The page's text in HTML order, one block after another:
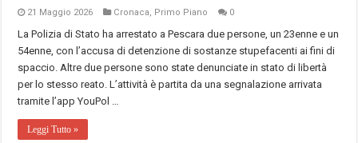
21 Maggio 2026 Cronaca, Primo Piano 0
La Polizia di Stato ha arrestato a Pescara due persone, un 23enne e un
54enne, con l’accusa di detenzione di sostanze stupefacenti ai fini di
spaccio. Altre due persone sono state denunciate in stato di libertà
per lo stesso reato. L’attività è partita da una segnalazione arrivata
tramite l’app YouPol …
Leggi Tutto »